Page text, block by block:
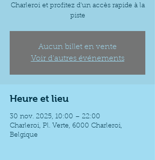
Charleroi et profitez d'un accès rapide à la
piste
Aucun billet en vente
Voir d'autres événements
Heure et lieu
30 nov. 2025, 10:00 – 22:00
Charleroi, Pl. Verte, 6000 Charleroi,
Belgique